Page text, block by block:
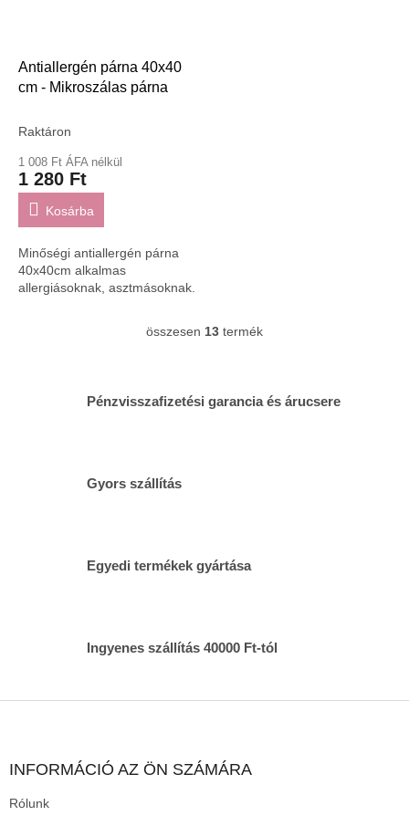
Antiallergén párna 40x40
cm - Mikroszálas párna
Raktáron
1 008 Ft ÁFA nélkül
1 280 Ft
Kosárba
Minőségi antiallergén párna
40x40cm alkalmas
allergiásoknak, asztmásoknak.
L
a
s
e
összesen 13 termék
Pénzvisszafizetési garancia és árucsere
Gyors szállítás
Egyedi termékek gyártása
Ingyenes szállítás 40000 Ft-tól
INFORMÁCIÓ AZ ÖN SZÁMÁRA
Rólunk